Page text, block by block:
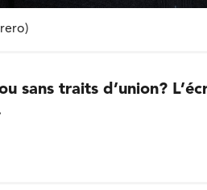
sans traits d’union?